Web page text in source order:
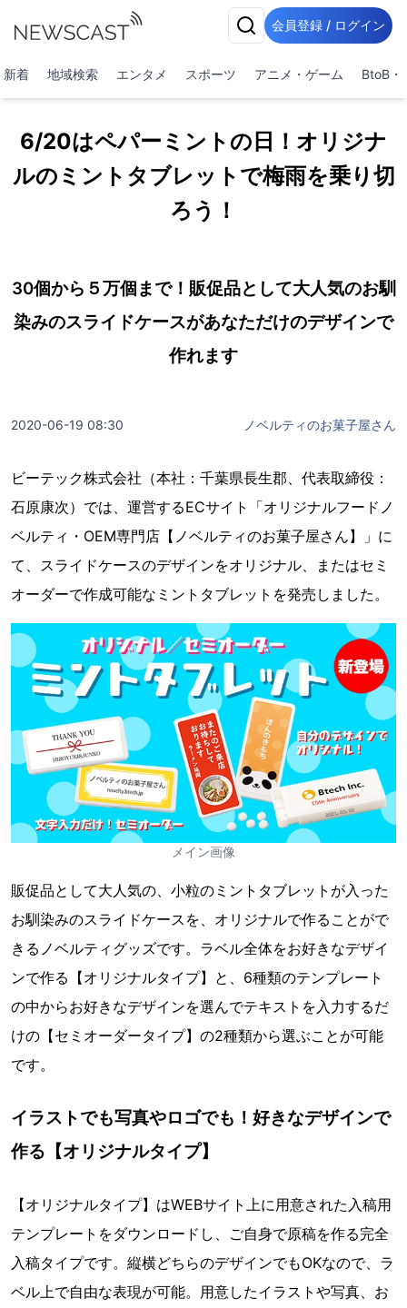
会員登録 / ログイン
新着 地域検索 エンタメ スポーツ アニメ・ゲーム BtoB・
6/20はペパーミントの日！オリジナ
ルのミントタブレットで梅雨を乗り切
ろう！
30個から５万個まで！販促品として大人気のお馴
染みのスライドケースがあなただけのデザインで
作れます
2020-06-19 08:30 ノベルティのお菓子屋さん
ビーテック株式会社（本社：千葉県長生郡、代表取締役：
石原康次）では、運営するECサイト「オリジナルフードノ
ベルティ・OEM専門店【ノベルティのお菓子屋さん】」に
て、スライドケースのデザインをオリジナル、またはセミ
オーダーで作成可能なミントタブレットを発売しました。
メイン画像
販促品として大人気の、小粒のミントタブレットが入った
お馴染みのスライドケースを、オリジナルで作ることがで
きるノベルティグッズです。ラベル全体をお好きなデザイ
ンで作る【オリジナルタイプ】と、6種類のテンプレート
の中からお好きなデザインを選んでテキストを入力するだ
けの【セミオーダータイプ】の2種類から選ぶことが可能
です。
イラストでも写真やロゴでも！好きなデザインで
作る【オリジナルタイプ】
【オリジナルタイプ】はWEBサイト上に用意された入稿用
テンプレートをダウンロードし、ご自身で原稿を作る完全
入稿タイプです。縦横どちらのデザインでもOKなので、ラ
ベル上で自由な表現が可能。用意したイラストや写真、お